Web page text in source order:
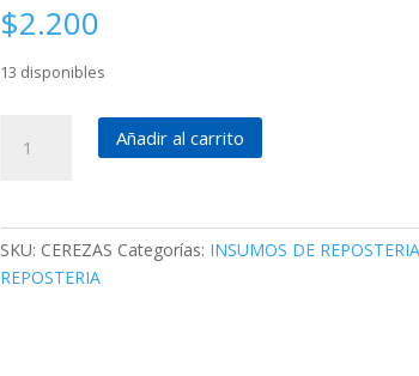
$2.200
13 disponibles
MARRASQUINO
Añadir al carrito
SKU: CEREZAS Categorías: INSUMOS DE
REPOSTERIA